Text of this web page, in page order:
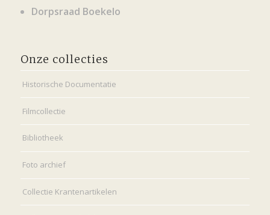
Dorpsraad Boekelo
Onze collecties
Historische Documentatie
Filmcollectie
Bibliotheek
Foto archief
Collectie Krantenartikelen